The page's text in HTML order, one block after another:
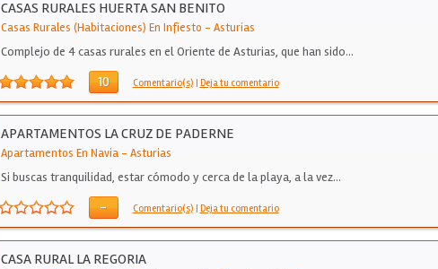
CASAS RURALES HUERTA SAN BENITO
Casas Rurales (Habitaciones) En Infiesto - Asturias
Complejo de 4 casas rurales en el Oriente de Asturias, que han sido…
10 Comentario(s) | Deja tu comentario
APARTAMENTOS LA CRUZ DE PADERNE
Apartamentos En Navia- Asturias
Si buscas tranquilidad, estar cómodo y cerca de la playa, a la vez…
- Comentario(s) | Deja tu comentario
CASA RURAL LA REGORIA